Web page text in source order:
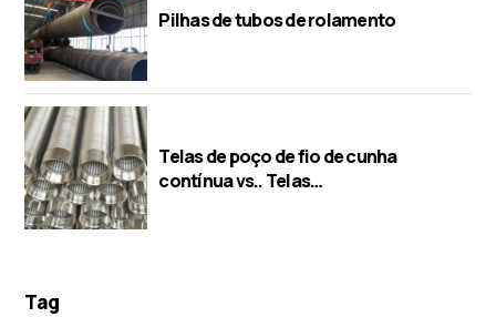
Pilhas de tubos de rolamento
Telas de poço de fio de cunha
contínua vs.. Telas
Tag